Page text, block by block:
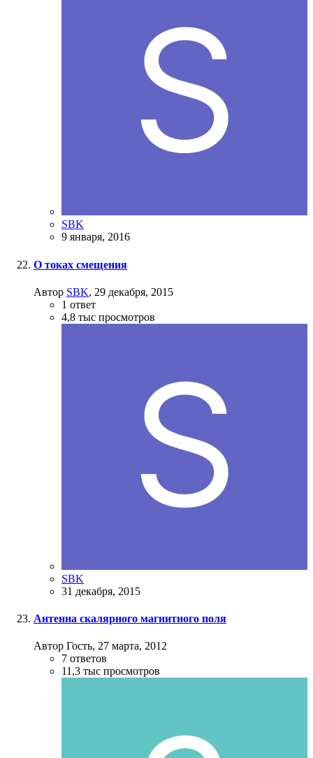
SBK
9 января, 2016
О токах смещения
Автор SBK, 29 декабря, 2015
1 ответ
4,8 тыс просмотров
SBK
31 декабря, 2015
Антенна скалярного магнитного поля
Автор Гость, 27 марта, 2012
7 ответов
11,3 тыс просмотров